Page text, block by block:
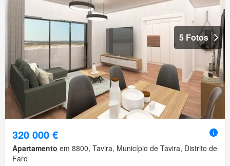
5 Fotos
320 000 €
Apartamento em 8800, Tavira, Município de Tavira, Distrito de
Faro